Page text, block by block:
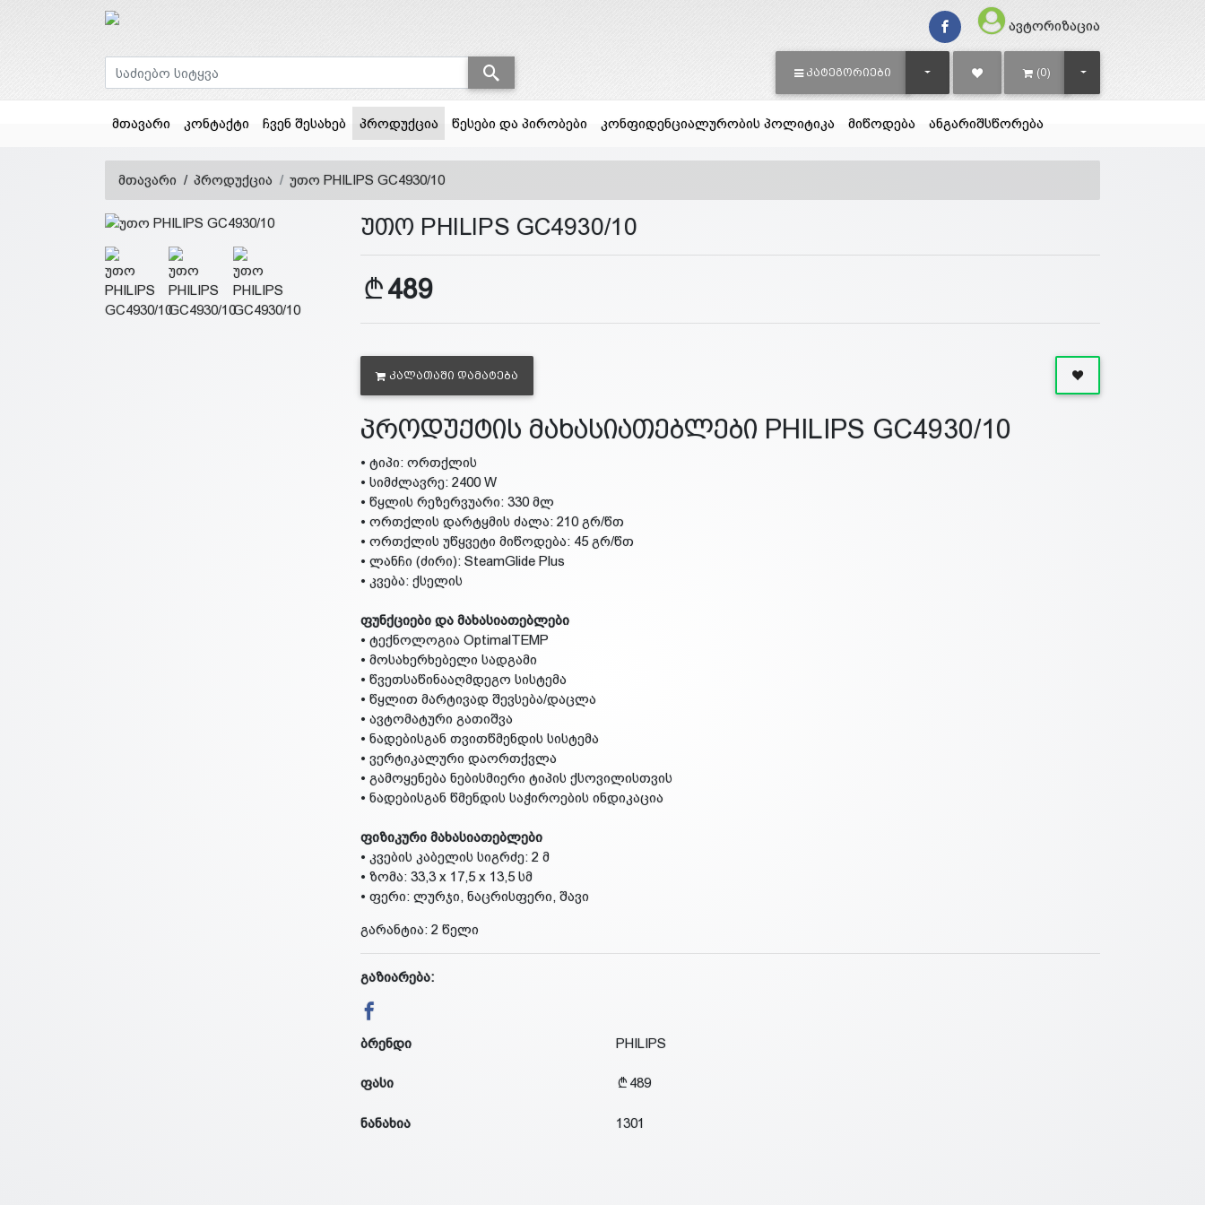
ავტორიზაცია
ᲙᲐᲢᲔᲒᲝᲠᲘᲔᲑᲘ TOGGLE DROPDOWN(0) TOGGLE DROPDOWN
მთავარი კონტაქტი ჩვენ შესახებ პროდუქცია(current)
წესები და პირობები კონფიდენციალურობის პოლიტიკა მიწოდება ანგარიშსწორება
მთავარი პროდუქცია უთო PHILIPS GC4930/10
უთო PHILIPS GC4930/10
489
ᲙᲐᲚᲐᲗᲐᲨᲘ ᲓᲐᲛᲐᲢᲔᲑᲐ
პროდუქტის მახასიათებლები PHILIPS GC4930/10
• ტიპი: ორთქლის
• სიმძლავრე: 2400 W
• წყლის რეზერვუარი: 330 მლ
• ორთქლის დარტყმის ძალა: 210 გრ/წთ
• ორთქლის უწყვეტი მიწოდება: 45 გრ/წთ
• ლანჩი (ძირი): SteamGlide Plus
• კვება: ქსელის
ფუნქციები და მახასიათებლები
• ტექნოლოგია OptimalTEMP
• მოსახერხებელი სადგამი
• წვეთსაწინააღმდეგო სისტემა
• წყლით მარტივად შევსება/დაცლა
• ავტომატური გათიშვა
• ნადებისგან თვითწმენდის სისტემა
• ვერტიკალური დაორთქვლა
• გამოყენება ნებისმიერი ტიპის ქსოვილისთვის
• ნადებისგან წმენდის საჭიროების ინდიკაცია
ფიზიკური მახასიათებლები
• კვების კაბელის სიგრძე: 2 მ
• ზომა: 33,3 x 17,5 x 13,5 სმ
• ფერი: ლურჯი, ნაცრისფერი, შავი
გარანტია: 2 წელი
გაზიარება:
ბრენდი PHILIPS
ფასი 489
ნანახია 1301